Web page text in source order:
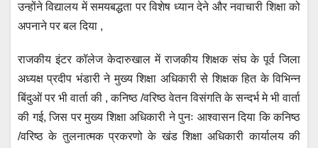
उन्होंने विद्यालय में समयबद्धता पर विशेष ध्यान देने और नवाचारी शिक्षा को
अपनाने पर बल दिया ,
राजकीय इंटर कॉलेज केदारुखाल में राजकीय शिक्षक संघ के पूर्व जिला
अध्यक्ष प्रदीप भंडारी ने मुख्य शिक्षा अधिकारी से शिक्षक हित के विभिन्न
बिंदुओं पर भी वार्ता की , कनिष्ठ /वरिष्ठ वेतन विसंगति के सन्दर्भ मे भी वार्ता
की गई, जिस पर मुख्य शिक्षा अधिकारी ने पुनः आश्वासन दिया कि कनिष्ठ
/वरिष्ठ के तुलनात्मक प्रकरणो के खंड शिक्षा अधिकारी कार्यालय की